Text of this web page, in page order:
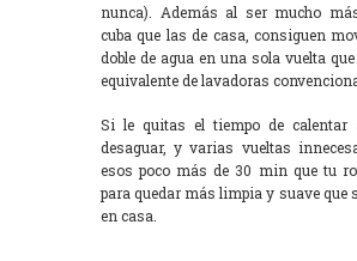
nunca). Además al ser mucho
cuba que las de casa, consiguen
doble de agua en una sola vuelta
equivalente de lavadoras
Si le quitas el tiempo de calentar
desaguar, y varias vueltas
esos poco más de 30 min que tu
para quedar más limpia y suave que
en casa.